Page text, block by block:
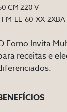
CM 220 V
FM-EL-60-XX-2XBA
Forno Invita
receitas e